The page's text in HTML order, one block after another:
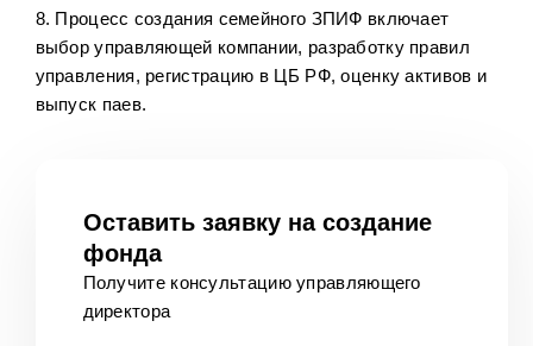
8. Процесс создания семейного ЗПИФ включает
выбор управляющей компании, разработку правил
управления, регистрацию в ЦБ РФ, оценку активов и
выпуск паев.
Оставить заявку на создание
фонда
Получите консультацию управляющего
директора